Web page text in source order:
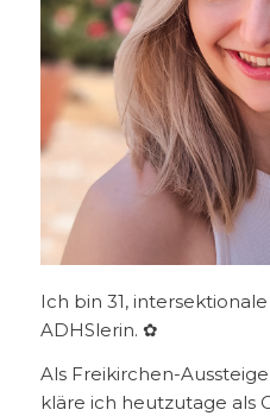
Ich bin 31,
ADHSlerin. ✿
Als Freikirchen-
kläre ich heutzutage als